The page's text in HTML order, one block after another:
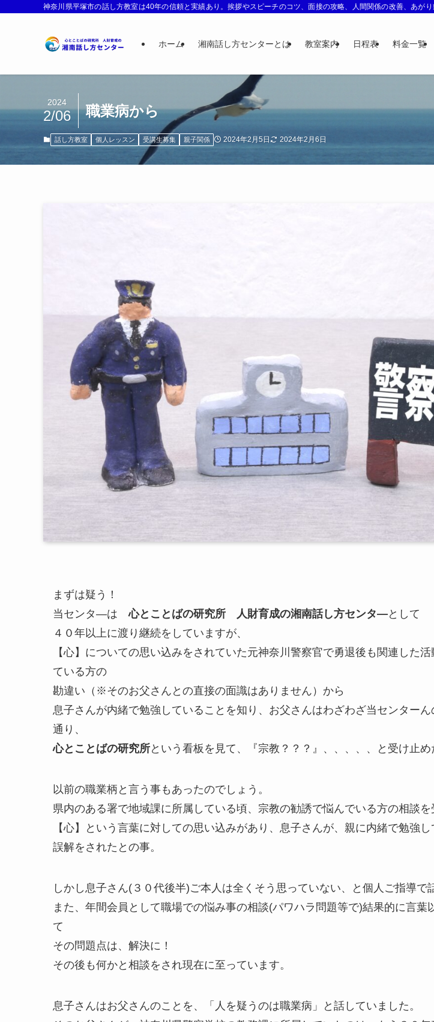
神奈川県平塚市の話し方教室は40年の信頼と実績あり。挨拶やスピーチのコツ、面接の攻略、人間関係の改善、あが
ホーム 湘南話し方センターとは 教室案内 日程表 料金一覧
職業病から
2024
2/06
話し方教室 個人レッスン 受講生募集 親子関係 2024年2月5日 2024年2月6日
まずは疑う！
当センタ―は心とことばの研究所 人財育成の湘南話し方センタ―として
４０年以上に渡り継続をしていますが、
【心】についての思い込みをされていた元神奈川警察官で勇退後も関連した
ている方の
勘違い（※そのお父さんとの直接の面識はありません）から
息子さんが内緒で勉強していることを知り、お父さんはわざわざ当センター
通り、
心とことばの研究所という看板を見て、『宗教？？？』、、、、、と受け止め
以前の職業柄と言う事もあったのでしょう。
県内のある署で地域課に所属している頃、宗教の勧誘で悩んでいる方の相談を
【心】という言葉に対しての思い込みがあり、息子さんが、親に内緒で勉強し
誤解をされたとの事。
しかし息子さん(３０代後半)ご本人は全くそう思っていない、と個人ご指導で
また、年間会員として職場での悩み事の相談(パワハラ問題等で)結果的に言葉
て
その問題点は、解決に！
その後も何かと相談をされ現在に至っています。
息子さんはお父さんのことを、「人を疑うのは職業病」と話していました。